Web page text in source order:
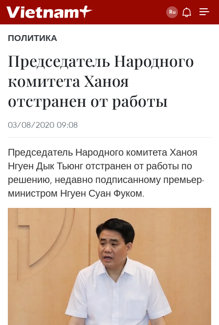
ПОЛИТИКА
Председатель Народного
комитета Ханоя
отстранен от работы
03/08/2020 09:08
Председатель Народного комитета Ханоя
Нгуен Дык Тьюнг отстранен от работы по
решению, недавно подписанному премьер-
министром Нгуен Суан Фуком.